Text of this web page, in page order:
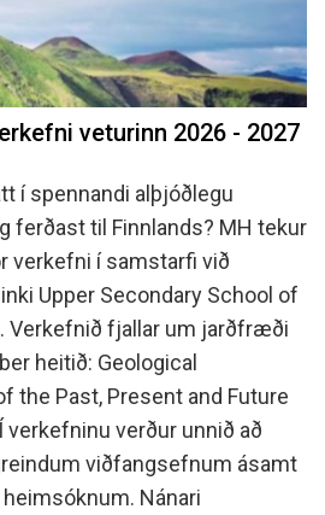
veturinn 2026 - 2027
í spennandi alþjóðlegu
ferðast til Finnlands? MH tekur
verkefni í samstarfi við
Upper Secondary School of
Verkefnið fjallar um jarðfræði
heitið: Geological
the Past, Present and Future
verkefninu verður unnið að
viðfangsefnum ásamt
Nánari